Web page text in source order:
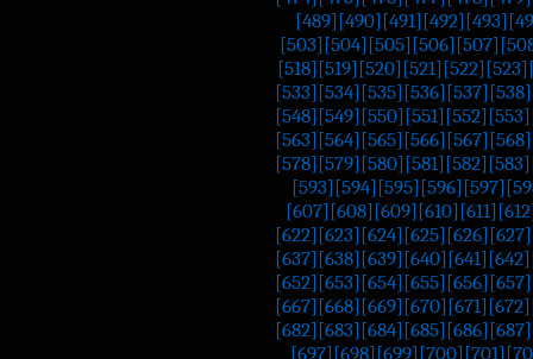
[489] [490] [491] [492] [493]
[503] [504] [505] [506] [507]
[518] [519] [520] [521] [522] [523]
[533] [534] [535] [536] [537] [538]
[548] [549] [550] [551] [552] [553]
[563] [564] [565] [566] [567] [568]
[578] [579] [580] [581] [582] [583]
[593] [594] [595] [596] [597]
[607] [608] [609] [610] [611]
[622] [623] [624] [625] [626] [627]
[637] [638] [639] [640] [641] [642]
[652] [653] [654] [655] [656] [657]
[667] [668] [669] [670] [671] [672]
[682] [683] [684] [685] [686] [687]
[697] [698] [699] [700] [701]